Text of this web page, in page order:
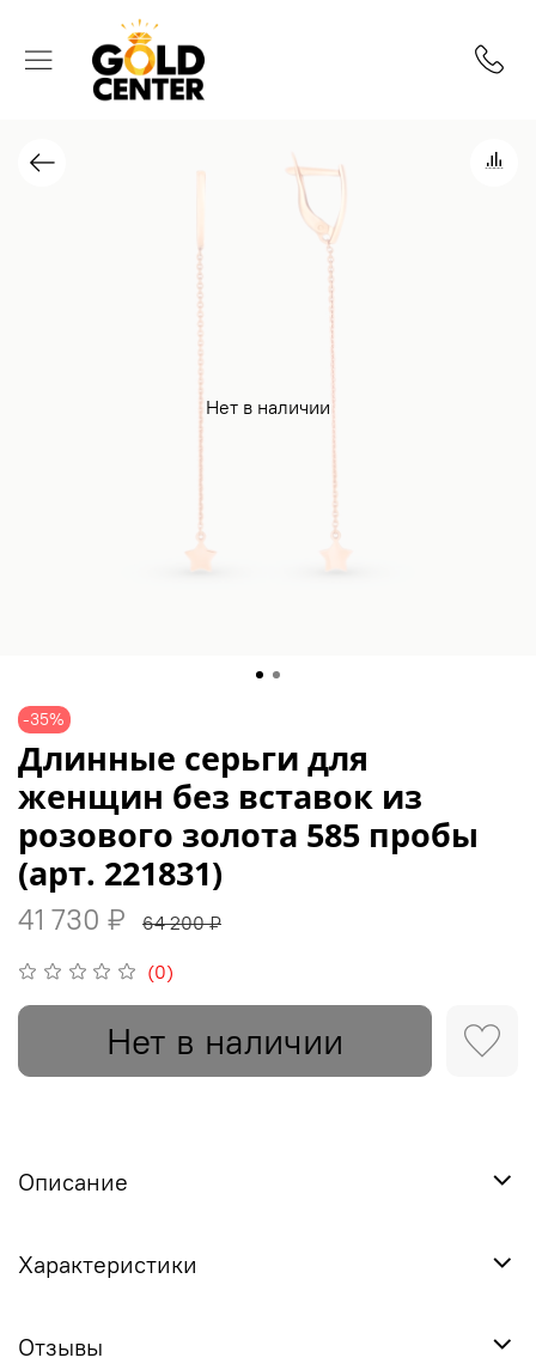
Нет в наличии
-35%
(0)
Длинные серьги для
женщин без вставок из
розового золота 585 пробы
(арт. 221831)
41 730 ₽ 64 200 ₽
Нет в наличии
Описание
Характеристики
Отзывы